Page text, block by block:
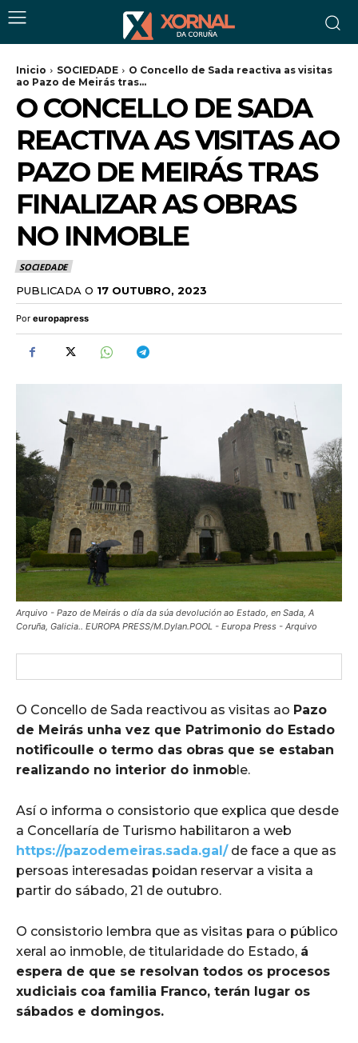
Inicio SOCIEDADE
O Concello de Sada reactiva as visitas
ao Pazo de Meirás tras...
O CONCELLO DE SADA
REACTIVA AS VISITAS AO
PAZO DE MEIRÁS TRAS
FINALIZAR AS OBRAS
NO INMOBLE
SOCIEDADE
PUBLICADA O 17 OUTUBRO, 2023
Por europapress
Arquivo - Pazo de Meirás o día da súa devolución ao Estado, en Sada, A
Coruña, Galicia.. EUROPA PRESS/M.Dylan.POOL - Europa Press - Arquivo
O Concello de Sada reactivou as visitas ao Pazo
de Meirás unha vez que Patrimonio do Estado
notificoulle o termo das obras que se estaban
realizando no interior do inmoble.
Así o informa o consistorio que explica que desde
a Concellaría de Turismo habilitaron a web
https://pazodemeiras.sada.gal/ de face a que as
persoas interesadas poidan reservar a visita a
partir do sábado, 21 de outubro.
O consistorio lembra que as visitas para o público
xeral ao inmoble, de titularidade do Estado, á
espera de que se resolvan todos os procesos
xudiciais coa familia Franco, terán lugar os
sábados e domingos.